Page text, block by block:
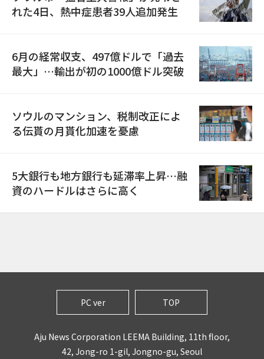
れた4日、熱中症患者39人追加発生
6月の経常収支、497億ドルで「過去
最大」…輸出が初の1000億ドル突破
ソウルのマンション、税制改正によ
る伝貰の月貰化加速を憂慮
5大銀行も地方銀行も延滞率上昇…融
資のハードルはさらに高く
PC ver TOP
Aju News Corporation LEEMA Building, 11th floor,
42, Jong-ro 1-gil, Jongno-gu, Seoul